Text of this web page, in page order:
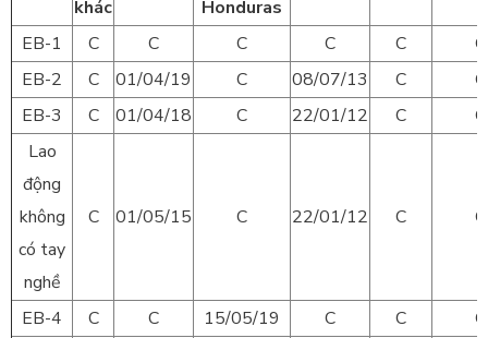
khác
Honduras
EB-1 C C C C C
C
EB-2
C 01/04/19 C 08/07/13 C
C
EB-3
C 01/04/18 C 22/01/12 C
C
Lao
động
không
có tay
nghề
C 01/05/15 C 22/01/12 C C
EB-4 C C 15/05/19 C C
C